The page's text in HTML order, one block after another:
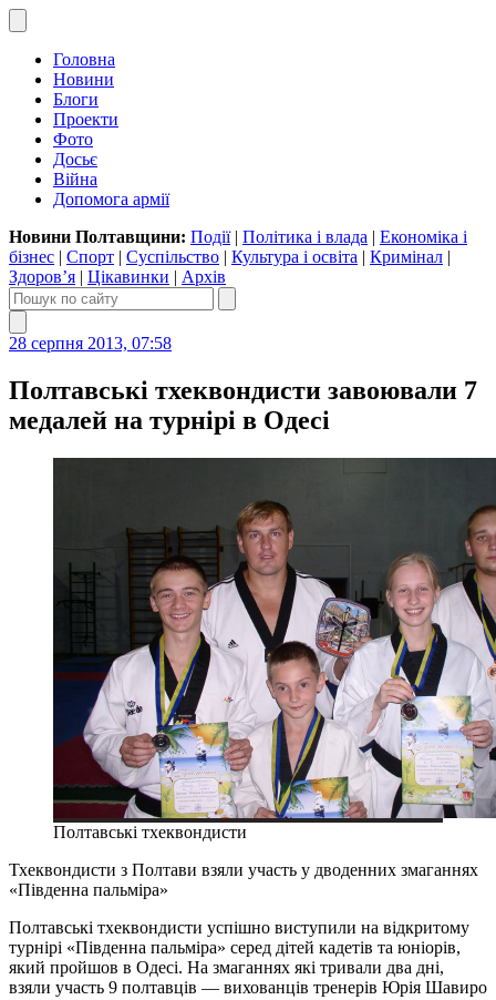
Головна
Новини
Блоги
Проекти
Фото
Досьє
Війна
Допомога армії
Новини Полтавщини: Події| Політика і влада | Економіка і
бізнес | Спорт | Суспільство | Культура і освіта | Кримінал |
Здоров’я | Цікавинки | Архів
28 серпня 2013, 07:58
Полтавські тхеквондисти завоювали 7
медалей на турнірі в Одесі
Полтавські тхеквондисти
Тхеквондисти з Полтави взяли участь у дводенних змаганнях
«Південна пальміра»
Полтавські тхеквондисти успішно виступили на відкритому
турнірі «Південна пальміра» серед дітей кадетів та юніорів,
який пройшов в Одесі. На змаганнях які тривали два дні,
взяли участь 9 полтавців — вихованців тренерів Юрія Шавиро